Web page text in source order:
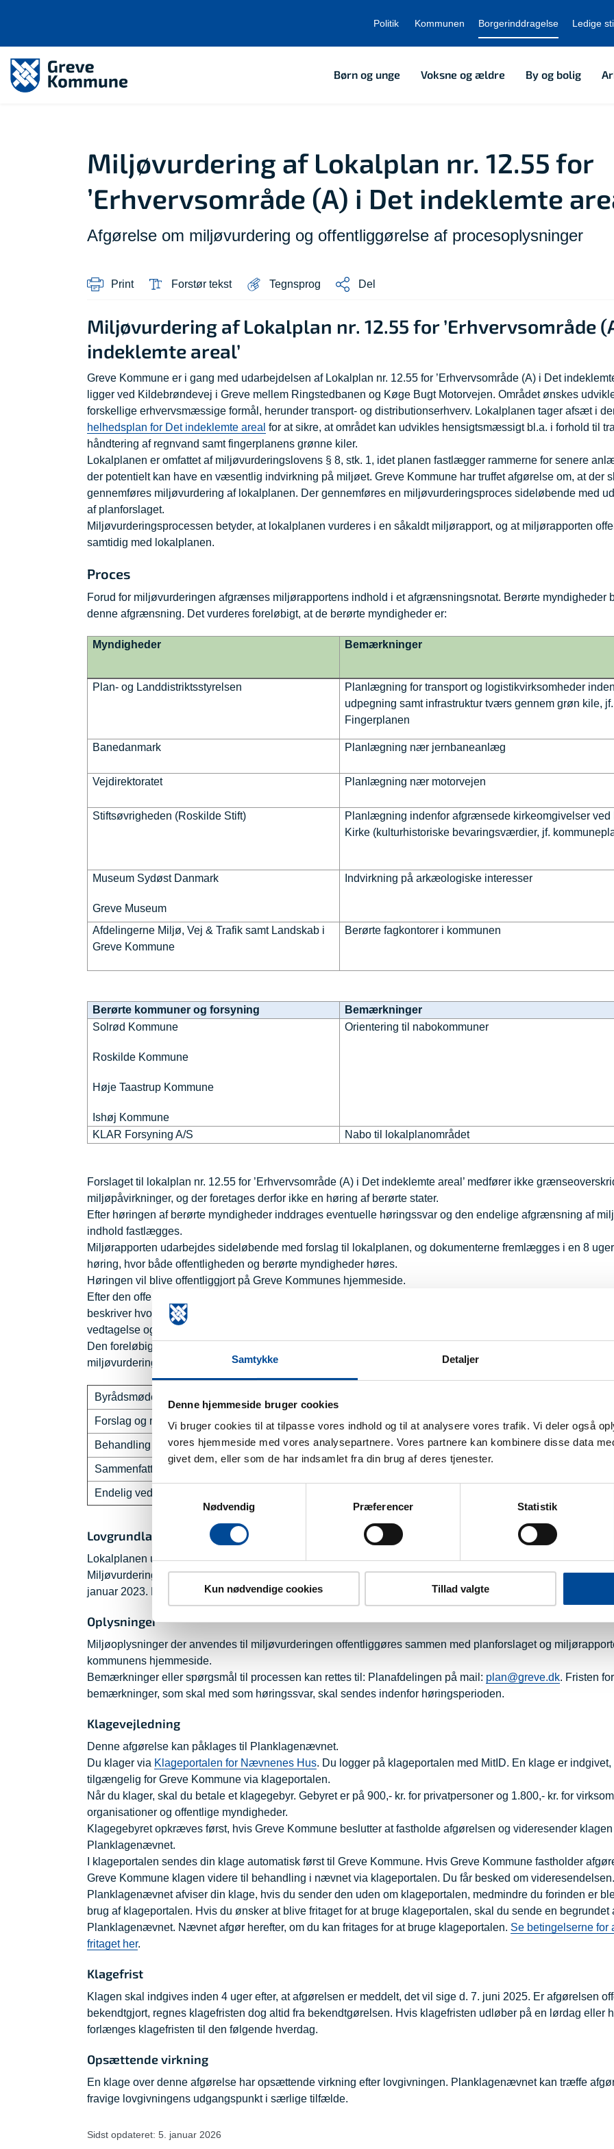
Samtykke Detaljer
Denne hjemmeside bruger cookies
Vi bruger cookies til at tilpasse vores indhold og til at analysere vores trafik. Vi deler også
vores hjemmeside med vores analysepartnere. Vores partnere kan kombinere disse data
givet dem, eller som de har indsamlet fra din brug af deres tjenester.
Samtykkevalg
Nødvendig
Præferencer Statistik
Kun nødvendige cookies Tillad valgte
Politik Kommunen Borgerinddragelse Ledige
Børn og unge Voksne og ældre By og bolig
Miljøvurdering af Lokalplan nr. 12.55 for
’Erhvervsområde (A) i Det indeklemte
Afgørelse om miljøvurdering og offentliggørelse af procesoplysninger
Print Forstør tekst Tegnsprog Del
Miljøvurdering af Lokalplan nr. 12.55 for ’Erhvervsområde
indeklemte areal’
Greve Kommune er i gang med udarbejdelsen af Lokalplan nr. 12.55 for ’Erhvervsområde (A) i Det
ligger ved Kildebrøndevej i Greve mellem Ringstedbanen og Køge Bugt Motorvejen. Området ønskes
forskellige erhvervsmæssige formål, herunder transport- og distributionserhverv. Lokalplanen tager afsæt i
helhedsplan for Det indeklemte areal for at sikre, at området kan udvikles hensigtsmæssigt bl.a. i forhold til
håndtering af regnvand samt fingerplanens grønne kiler.
Lokalplanen er omfattet af miljøvurderingslovens § 8, stk. 1, idet planen fastlægger rammerne for senere
der potentielt kan have en væsentlig indvirkning på miljøet. Greve Kommune har truffet afgørelse om, at der
gennemføres miljøvurdering af lokalplanen. Der gennemføres en miljøvurderingsproces sideløbende med
af planforslaget.
Miljøvurderingsprocessen betyder, at lokalplanen vurderes i en såkaldt miljørapport, og at miljørapporten
samtidig med lokalplanen.
Proces
Forud for miljøvurderingen afgrænses miljørapportens indhold i et afgrænsningsnotat. Berørte myndigheder
denne afgrænsning. Det vurderes foreløbigt, at de berørte myndigheder er:
Myndigheder Bemærkninger
Plan- og Landdistriktsstyrelsen
Planlægning for transport og logistikvirksomheder
udpegning samt infrastruktur tværs gennem grøn kile, jf.
Fingerplanen
Banedanmark Planlægning nær jernbaneanlæg
Vejdirektoratet Planlægning nær motorvejen
Stiftsøvrigheden (Roskilde Stift)
Planlægning indenfor afgrænsede kirkeomgivelser ved
Kirke (kulturhistoriske bevaringsværdier, jf.
Museum Sydøst Danmark
Greve Museum
Indvirkning på arkæologiske interesser
Afdelingerne Miljø, Vej & Trafik samt Landskab i
Greve Kommune
Berørte fagkontorer i kommunen
Berørte kommuner og forsyning
Bemærkninger
Solrød Kommune
Roskilde Kommune
Høje Taastrup Kommune
Ishøj Kommune
Orientering til nabokommuner
KLAR Forsyning A/S Nabo til lokalplanområdet
Forslaget til lokalplan nr. 12.55 for ’Erhvervsområde (A) i Det indeklemte areal’ medfører ikke
miljøpåvirkninger, og der foretages derfor ikke en høring af berørte stater.
Efter høringen af berørte myndigheder inddrages eventuelle høringssvar og den endelige afgrænsning af
indhold fastlægges.
Miljørapporten udarbejdes sideløbende med forslag til lokalplanen, og dokumenterne fremlægges i en 8
høring, hvor både offentligheden og berørte myndigheder høres.
Høringen vil blive offentliggjort på Greve Kommunes hjemmeside.
Efter den offentlige høring inddrages eventuelle høringssvar og der udarbejdes en sammenfattende
beskriver hvordan miljøhensyn er inddraget i den endelig plan. Lokalplanen behandles af byrådet med
vedtagelse og offentliggøres sammen med den sammenfattende redegørelse.
Den foreløbige tidsplan for Lokalplan nr. 12.55 for ’Erhvervsområde (A) i Det indeklemte areal’ samt den
miljøvurdering ses herunder.
Byrådsmøde – offentlig høring
Forslag og miljøvurdering i offentlig høring Februar-marts 2026
Behandling af høringssvar April-maj 2026
Sammenfattende redegørelse udarbejdes
Endelig vedtagelse af lokalplan
Lovgrundlag
Lokalplanen udarbejdes efter Planlovens kapitel 5 om lokalplanlægning.
Miljøvurdering af planforslaget gennemføres efter reglerne i miljøvurderingsloven med senere ændringer:
januar 2023. Lov om miljøvurdering af planer og programmer og af konkrete projekter (VVM).
Oplysninger
Miljøoplysninger der anvendes til miljøvurderingen offentliggøres sammen med planforslaget og
kommunens hjemmeside.
Bemærkninger eller spørgsmål til processen kan rettes til: Planafdelingen på mail: plan@greve.dk. Fristen for
bemærkninger, som skal med som høringssvar, skal sendes indenfor høringsperioden.
Klagevejledning
Denne afgørelse kan påklages til Planklagenævnet.
Du klager via Klageportalen for Nævnenes Hus. Du logger på klageportalen med MitID. En klage er indgivet,
tilgængelig for Greve Kommune via klageportalen.
Når du klager, skal du betale et klagegebyr. Gebyret er på 900,- kr. for privatpersoner og 1.800,- kr. for
organisationer og offentlige myndigheder.
Klagegebyret opkræves først, hvis Greve Kommune beslutter at fastholde afgørelsen og videresender klagen
Planklagenævnet.
I klageportalen sendes din klage automatisk først til Greve Kommune. Hvis Greve Kommune fastholder
Greve Kommune klagen videre til behandling i nævnet via klageportalen. Du får besked om videresendelsen.
Planklagenævnet afviser din klage, hvis du sender den uden om klageportalen, medmindre du forinden er
brug af klageportalen. Hvis du ønsker at blive fritaget for at bruge klageportalen, skal du sende en begrundet
Planklagenævnet. Nævnet afgør herefter, om du kan fritages for at bruge klageportalen. Se betingelserne for
fritaget her.
Klagefrist
Klagen skal indgives inden 4 uger efter, at afgørelsen er meddelt, det vil sige d. 7. juni 2025. Er afgørelsen
bekendtgjort, regnes klagefristen dog altid fra bekendtgørelsen. Hvis klagefristen udløber på en lørdag eller
forlænges klagefristen til den følgende hverdag.
Opsættende virkning
En klage over denne afgørelse har opsættende virkning efter lovgivningen. Planklagenævnet kan træffe
fravige lovgivningens udgangspunkt i særlige tilfælde.
Sidst opdateret: 5. januar 2026